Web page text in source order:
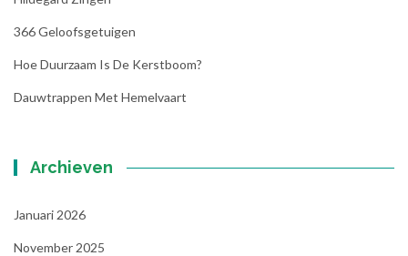
366 Geloofsgetuigen
Hoe Duurzaam Is De Kerstboom?
Dauwtrappen Met Hemelvaart
Archieven
Januari 2026
November 2025